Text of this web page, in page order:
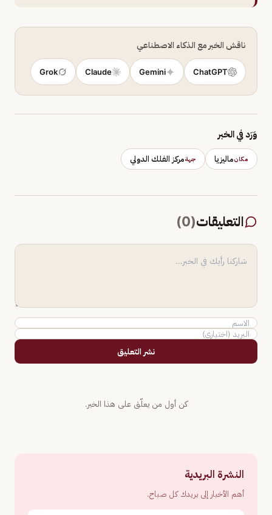
ناقش الخبر مع الذكاء الاصطناعي
ChatGPT
Gemini
Claude
Grok
وَرَد في الخبر
مكانماليزيا جهةمركز الفلك الدولي
التعليقات(
0
)
نشر التعليق
كن أول من يعلّق على هذا الخبر.
النشرة البريدية
أهم الأخبار إلى بريدك كل صباح.